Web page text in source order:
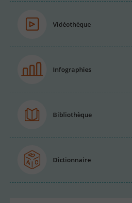
Vidéothèque
Infographies
Bibliothèque
Dictionnaire